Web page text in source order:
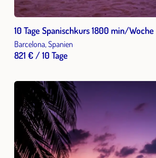
10 Tage Spanischkurs 1800 min/Woche
Barcelona, Spanien
821 € / 10 Tage